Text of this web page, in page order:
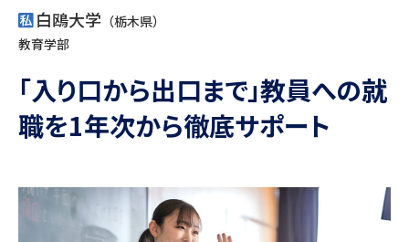
専門学校の資料請求
大学入学共通テスト「受験上の
配慮案内」の請求
高等学校卒業程度認定試験
高等学校（情報）教員資格認定
試験
白鴎大学 （栃木県）
教育学部
「入り口から出口まで」教員への就
職を1年次から徹底サポート